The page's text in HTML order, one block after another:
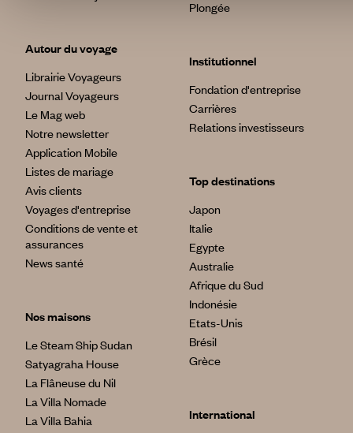
Autour du voyage
Librairie Voyageurs
Journal Voyageurs
Le Mag web
Notre newsletter
Application Mobile
Listes de mariage
Avis clients
Voyages d'entreprise
Conditions de vente et
assurances
News santé
Nos maisons
Le Steam Ship Sudan
Satyagraha House
La Flâneuse du Nil
La Villa Nomade
La Villa Bahia
Plongée
Institutionnel
Fondation d'entreprise
Carrières
Relations investisseurs
Top destinations
Japon
Italie
Egypte
Australie
Afrique du Sud
Indonésie
Etats-Unis
Brésil
Grèce
International